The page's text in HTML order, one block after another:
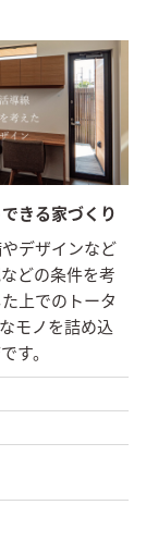
きる家づくり
デザインなど
どの条件を考
上でのトータ
モノを詰め込
す。